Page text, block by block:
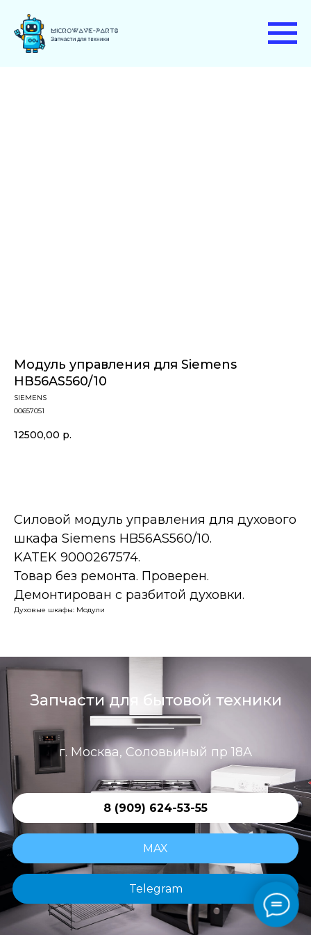
Модуль управления для Siemens
HB56AS560/10
SIEMENS
00657051
12500,00 р.
Силовой модуль управления для духового
шкафа Siemens HB56AS560/10.
KATEK 9000267574.
Товар без ремонта. Проверен.
Демонтирован с разбитой духовки.
Духовые шкафы: Модули
Запчасти для бытовой техники
г. Москва, Соловьиный пр 18А
8 (909) 624-53-55
MAX
Telegram